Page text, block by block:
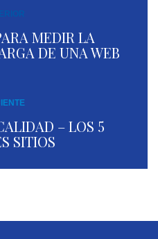
MEDIR LA
DE UNA WEB
– LOS 5
SITIOS